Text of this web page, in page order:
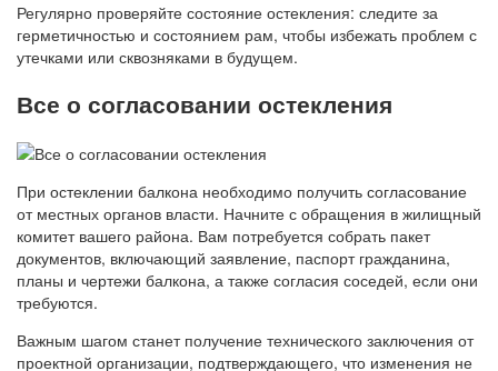
Регулярно проверяйте состояние остекления: следите за
герметичностью и состоянием рам, чтобы избежать проблем с
утечками или сквозняками в будущем.
Все о согласовании остекления
При остеклении балкона необходимо получить согласование
от местных органов власти. Начните с обращения в жилищный
комитет вашего района. Вам потребуется собрать пакет
документов, включающий заявление, паспорт гражданина,
планы и чертежи балкона, а также согласия соседей, если они
требуются.
Важным шагом станет получение технического заключения от
проектной организации, подтверждающего, что изменения не